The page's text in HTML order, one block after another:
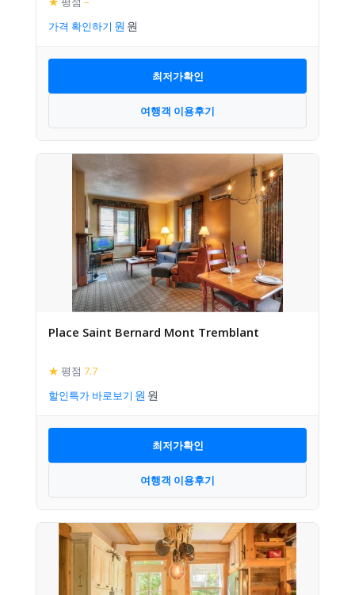
가격 확인하기
최저가확인
여행객 이용후기
Place Saint Bernard Mont Tremblant
★ 평점 7.7
할인특가 바로보기
최저가확인
여행객 이용후기